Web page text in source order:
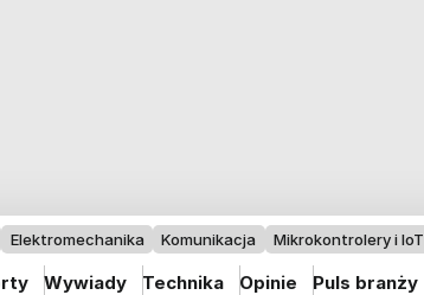
Elektromechanika Komunikacja Mikrokontrolery i IoT
Wywiady Technika Opinie Puls branży